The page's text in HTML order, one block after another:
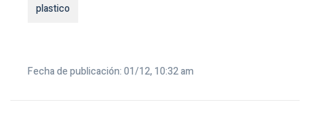
plastico
Fecha de publicación: 01/12, 10:32 am